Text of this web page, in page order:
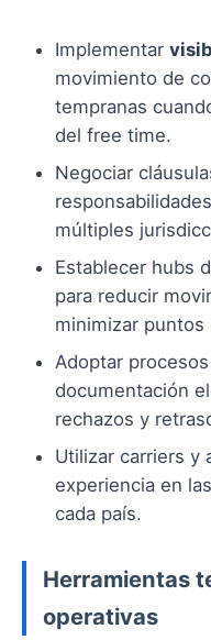
Implementar
movimiento de
tempranas
del free time.
Negociar
múltiples
Establecer hubs
para reducir
minimizar
Adoptar
documentación
rechazos y
Utilizar carriers y
experiencia en
cada país.
Herramientas
operativas